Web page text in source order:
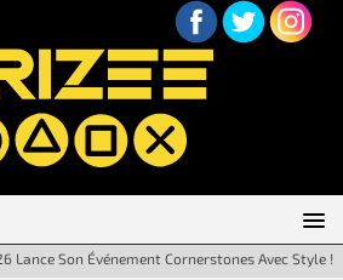
Lance Son Événement Cornerstones Avec Style !